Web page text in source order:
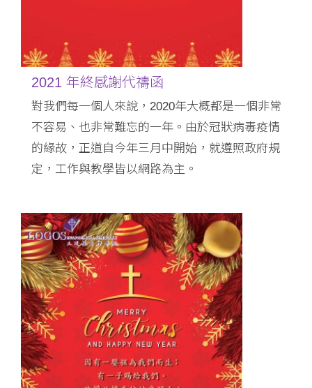
2021 年終感謝代禱函
對我們每一個人來說，2020年大概都是一個非常
不容易、也非常難忘的一年。由於冠狀病毒疫情
的緣故，正道自今年三月中開始，就遵照政府規
定，工作與教學皆以網路為主。